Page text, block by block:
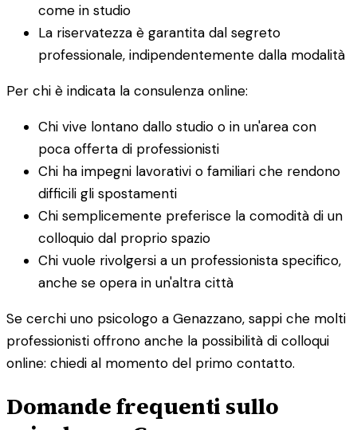
come in studio
La riservatezza è garantita dal segreto
professionale, indipendentemente dalla modalità
Per chi è indicata la consulenza online:
Chi vive lontano dallo studio o in un'area con
poca offerta di professionisti
Chi ha impegni lavorativi o familiari che rendono
difficili gli spostamenti
Chi semplicemente preferisce la comodità di un
colloquio dal proprio spazio
Chi vuole rivolgersi a un professionista specifico,
anche se opera in un'altra città
Se cerchi uno psicologo a Genazzano, sappi che molti
professionisti offrono anche la possibilità di colloqui
online: chiedi al momento del primo contatto.
Domande frequenti sullo